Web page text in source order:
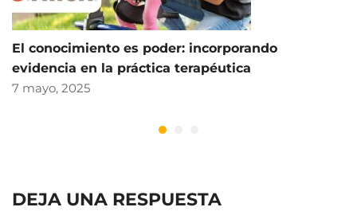
El conocimiento es poder: incorporando
evidencia en la práctica terapéutica
7 mayo, 2025
DEJA UNA RESPUESTA